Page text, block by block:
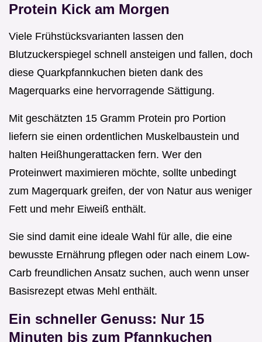
Protein Kick am Morgen
Viele Frühstücksvarianten lassen den
Blutzuckerspiegel schnell ansteigen und fallen, doch
diese Quarkpfannkuchen bieten dank des
Magerquarks eine hervorragende Sättigung.
Mit geschätzten 15 Gramm Protein pro Portion
liefern sie einen ordentlichen Muskelbaustein und
halten Heißhungerattacken fern. Wer den
Proteinwert maximieren möchte, sollte unbedingt
zum Magerquark greifen, der von Natur aus weniger
Fett und mehr Eiweiß enthält.
Sie sind damit eine ideale Wahl für alle, die eine
bewusste Ernährung pflegen oder nach einem Low-
Carb freundlichen Ansatz suchen, auch wenn unser
Basisrezept etwas Mehl enthält.
Ein schneller Genuss: Nur 15
Minuten bis zum Pfannkuchen